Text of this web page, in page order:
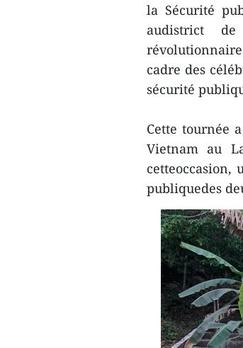
la Sécurité
audistrict
cadre des
sécurité
Cette tournée
Vietnam au
cetteoccasion,
publiquedes